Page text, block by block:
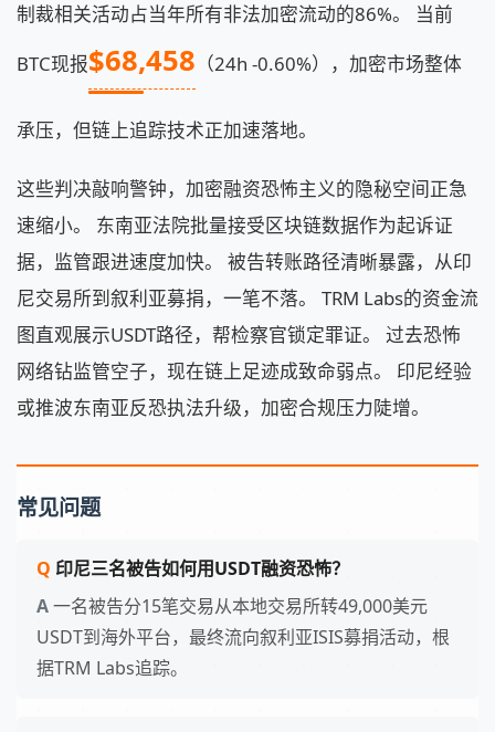
制裁相关活动占当年所有非法加密流动的86%。 当前
BTC现报$68,458 （24h -0.60%），加密市场整体
承压，但链上追踪技术正加速落地。
这些判决敲响警钟，加密融资恐怖主义的隐秘空间正急
速缩小。 东南亚法院批量接受区块链数据作为起诉证
据，监管跟进速度加快。 被告转账路径清晰暴露，从印
尼交易所到叙利亚募捐，一笔不落。 TRM Labs的资金流
图直观展示USDT路径，帮检察官锁定罪证。 过去恐怖
网络钻监管空子，现在链上足迹成致命弱点。 印尼经验
或推波东南亚反恐执法升级，加密合规压力陡增。
常见问题
印尼三名被告如何用USDT融资恐怖？
一名被告分15笔交易从本地交易所转49,000美元
USDT到海外平台，最终流向叙利亚ISIS募捐活动，根
据TRM Labs追踪。